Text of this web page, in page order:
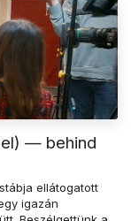
— behind
ellátogatott
igazán